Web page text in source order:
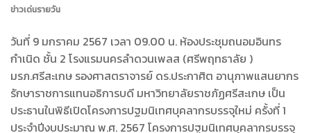
ข่าวเด่นรายวัน
วันที่ 9 มกราคม 2567 เวลา 09.00 น. ห้องประชุมถนอมอินทร
กำเนิด ชั้น 2 โรงแรมนครลำดวนเพลส (ศรีพฤทธาลัย )
มรภ.ศรีสะเกษ รองศาสตราจารย์ ดร.ประกาศิต อานุภาพแสนยากร
รักษาราชการแทนอธิการบดี มหาวิทยาลัยราชภัฏศรีสะเกษ เป็น
ประธานในพิธีเปิดโครงการปฐมนิเทศบุคลากรบรรจุใหม่ ครั้งที่ 1
ประจำปีงบประมาณ พ.ศ. 2567 โครงการปฐมนิเทศบุคลากรบรรจุ